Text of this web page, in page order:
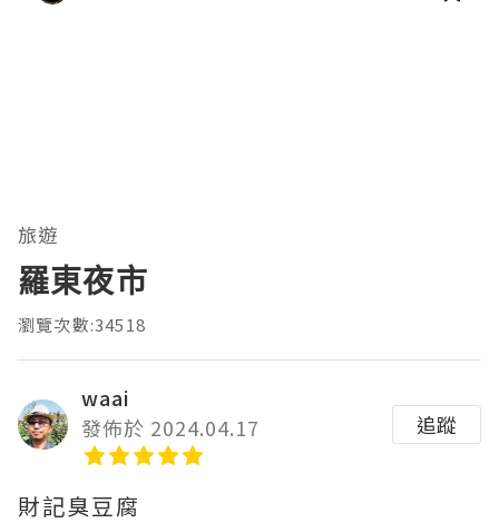
旅遊
羅東夜市
瀏覽次數:34518
waai
發佈於 2024.04.17
追蹤
財記臭豆腐